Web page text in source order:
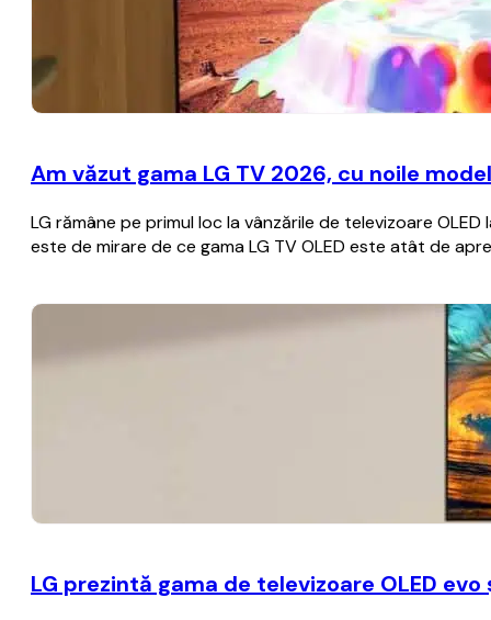
Am văzut gama LG TV 2026, cu noile
LG rămâne pe primul loc la vânzările de televizoare
este de mirare de ce gama LG TV OLED este atât de
LG prezintă gama de televizoare OLED